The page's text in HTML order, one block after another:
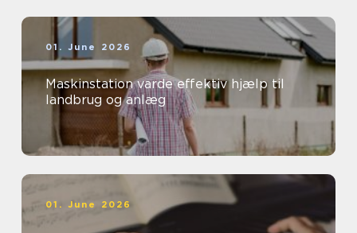
01. June 2026
Maskinstation varde effektiv hjælp til
landbrug og anlæg
01. June 2026